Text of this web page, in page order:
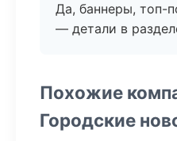
Да, баннеры, топ-
— детали в
Похожие
Городские